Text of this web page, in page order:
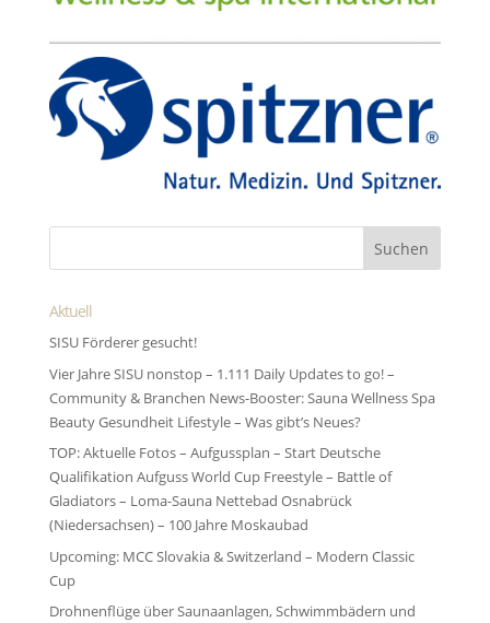
Aktuell
SISU Förderer gesucht!
Vier Jahre SISU nonstop – 1.111 Daily Updates to go! –
Community & Branchen News-Booster: Sauna Wellness Spa
Beauty Gesundheit Lifestyle – Was gibt’s Neues?
TOP: Aktuelle Fotos – Aufgussplan – Start Deutsche
Qualifikation Aufguss World Cup Freestyle – Battle of
Gladiators – Loma-Sauna Nettebad Osnabrück
(Niedersachsen) – 100 Jahre Moskaubad
Upcoming: MCC Slovakia & Switzerland – Modern Classic
Cup
Drohnenflüge über Saunaanlagen, Schwimmbädern und